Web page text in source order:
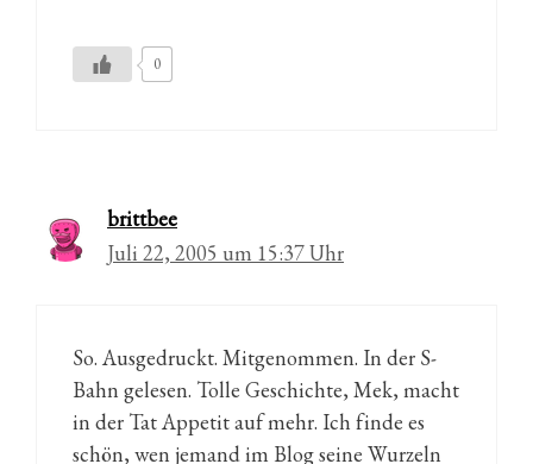
0
brittbee
Juli 22, 2005 um 15:37 Uhr
So. Ausgedruckt. Mitgenommen. In der S-
Bahn gelesen. Tolle Geschichte, Mek, macht
in der Tat Appetit auf mehr. Ich finde es
schön, wen jemand im Blog seine Wurzeln